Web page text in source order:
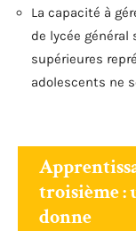
La capacité à
de lycée général
supérieures
adolescents ne
troisième :
donne